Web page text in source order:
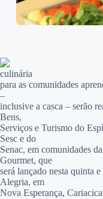
culinária
para as comunidades
–
inclusive a casca – serão
Bens,
Serviços e Turismo do
Sesc e do
Senac, em comunidades
Gourmet, que
será lançado nesta quinta
Alegria, em
Nova Esperança,